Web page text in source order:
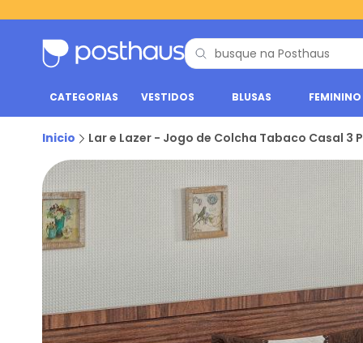
CATEGORIAS VESTIDOS BLUSAS FEMININO
Inicio Lar e Lazer - Jogo de Colcha Tabaco Casal 3